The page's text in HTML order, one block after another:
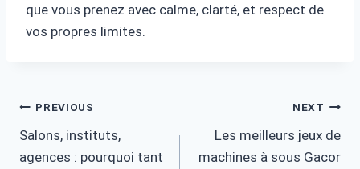
que vous prenez avec calme, clarté, et respect de
vos propres limites.
Post
navigation
PREVIOUS
Salons, instituts,
agences : pourquoi tant
NEXT
Les meilleurs jeux de
machines à sous Gacor